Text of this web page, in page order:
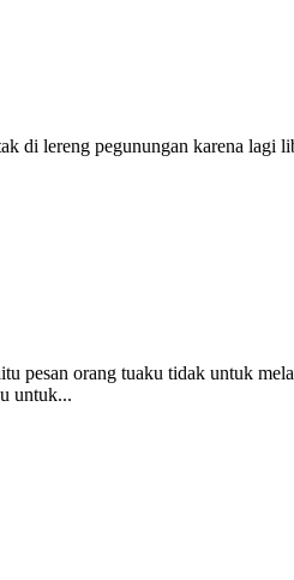
lereng pegunungan karena lagi
pesan orang tuaku tidak untuk
untuk...